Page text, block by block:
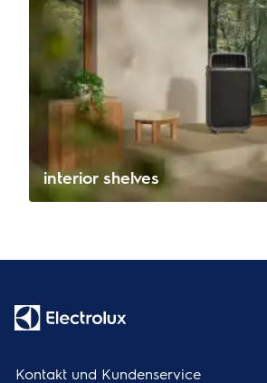
interior shelves
Kontakt und Kundenservice